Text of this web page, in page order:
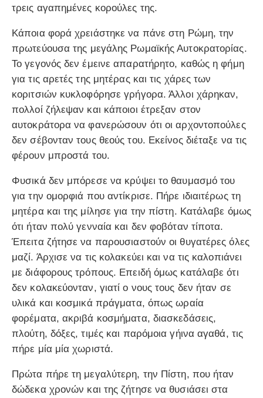
τρεις αγαπημένες κορούλες της.
Κάποια φορά χρειάστηκε να πάνε στη Ρώμη, την
πρωτεύουσα της μεγάλης Ρωμαϊκής Αυτοκρατορίας.
Το γεγονός δεν έμεινε απαρατήρητο, καθώς η φήμη
για τις αρετές της μητέρας και τις χάρες των
κοριτσιών κυκλοφόρησε γρήγορα. Άλλοι χάρηκαν,
πολλοί ζήλεψαν και κάποιοι έτρεξαν στον
αυτοκράτορα να φανερώσουν ότι οι αρχοντοπούλες
δεν σέβονταν τους θεούς του. Εκείνος διέταξε να τις
φέρουν μπροστά του.
Φυσικά δεν μπόρεσε να κρύψει το θαυμασμό του
για την ομορφιά που αντίκρισε. Πήρε ιδιαιτέρως τη
μητέρα και της μίλησε για την πίστη. Κατάλαβε όμως
ότι ήταν πολύ γενναία και δεν φοβόταν τίποτα.
Έπειτα ζήτησε να παρουσιαστούν οι θυγατέρες όλες
μαζί. Άρχισε να τις κολακεύει και να τις καλοπιάνει
με διάφορους τρόπους. Επειδή όμως κατάλαβε ότι
δεν κολακεύονταν, γιατί ο νους τους δεν ήταν σε
υλικά και κοσμικά πράγματα, όπως ωραία
φορέματα, ακριβά κοσμήματα, διασκεδάσεις,
πλούτη, δόξες, τιμές και παρόμοια γήινα αγαθά, τις
πήρε μία μία χωριστά.
Πρώτα πήρε τη μεγαλύτερη, την Πίστη, που ήταν
δώδεκα χρονών και της ζήτησε να θυσιάσει στα